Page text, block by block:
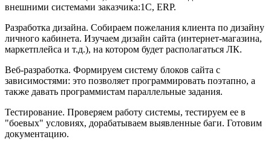
внешними системами заказчика:1С, ERP.
Разработка дизайна. Собираем пожелания клиента по дизайну
личного кабинета. Изучаем дизайн сайта (интернет-магазина,
маркетплейса и т.д.), на котором будет располагаться ЛК.
Веб-разработка. Формируем систему блоков сайта с
зависимостями: это позволяет программировать поэтапно, а
также давать программистам параллельные задания.
Тестирование. Проверяем работу системы, тестируем ее в
"боевых" условиях, дорабатываем выявленные баги. Готовим
документацию.